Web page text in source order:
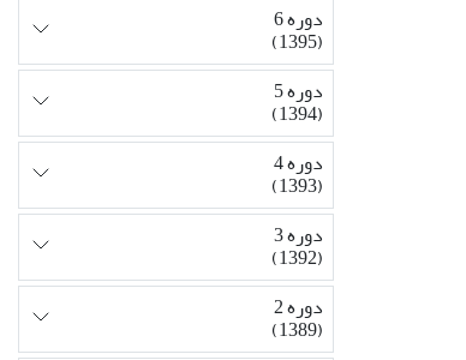
دوره 6
(1395)
دوره 5
(1394)
دوره 4
(1393)
دوره 3
(1392)
دوره 2
(1389)